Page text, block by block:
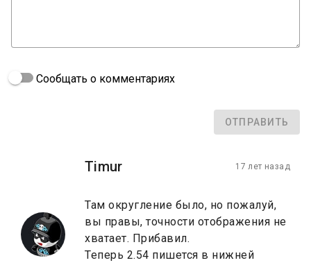
Сообщать о комментариях
ОТПРАВИТЬ
Timur 17 лет назад
Там округление было, но пожалуй,
вы правы, точности отображения не
хватает. Прибавил.
Теперь 2.54 пишется в нижней